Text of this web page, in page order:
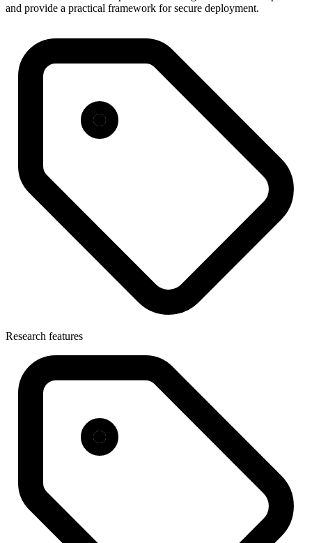
and provide a practical framework for secure deployment.
Research features